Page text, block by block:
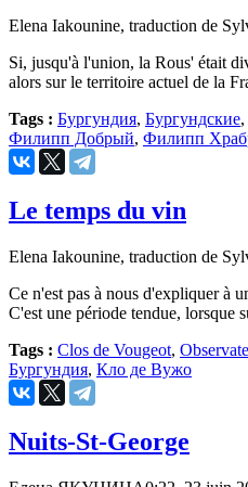
Elena Iakounine, traduction de
Si, jusqu'à l'union, la Rous' était
alors sur le territoire actuel de la
Tags : Бургундия, Бургундские,
Филипп Добрый, Филипп
Le temps du vin
Elena Iakounine, traduction de
Ce n'est pas à nous d'expliquer à
C'est une période tendue, lorsque
Tags : Clos de Vougeot,
Бургундия, Кло де Вужо
Nuits-St-George